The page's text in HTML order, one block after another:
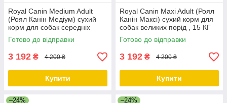
Royal Canin Medium Adult
(Роял Канін Медіум) сухий
корм для собак середніх
порід від 12 місяців, 15 КГ
Готово до відправки
3 192 ₴ 4 200 ₴
Купити
Royal Canin Maxi Adult (Роял
Канін Максі) сухий корм для
собак великих порід , 15 КГ
Готово до відправки
3 192 ₴ 4 200 ₴
Купити
–24% –24%